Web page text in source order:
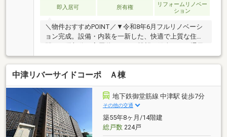
のも魅力的です。
即入居可 所有権
リフォームリノベー
ション
＼物件おすすめPOINT／▼令和8年6月フルリノベーシ
ョン完成。設備・内装を一新した、快適で上質な住空
間▼11階部分の高層階につき、眺望・陽当たり・通風
良好。前面は豊崎東公園のため開放感があります▼分
譲駐車場付き（月額1000円）お車を日常的に利用され
る方にもおすすめ▼ウォークインクローゼット・シュ
ーズインクローゼットを備え、収納スペースが充実＼
立地おすすめPOINT／▼梅田エリアが生活圏。グラン
グリーン大阪をはじめ、今後の発展が期待される注目
エリア▼大阪メトロ御堂筋線まで徒歩7分。大阪市内
主要エリアへのアクセスも良好です▼前面には豊崎東
公園があり、小さなお子様がいるご家庭にもおすすめ
中津リバーサイドコーポ Ａ棟
地下鉄御堂筋線 中津駅 徒歩7分
その他の交通
築55年8ヶ月/14階建
総戸数224戸